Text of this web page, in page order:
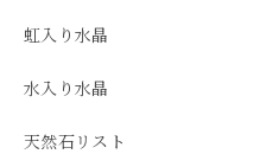
虹入り水晶
水入り水晶
天然石リスト